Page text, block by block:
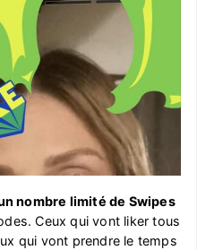
nombre limité de Swipes
Ceux qui vont liker tous
qui vont prendre le temps